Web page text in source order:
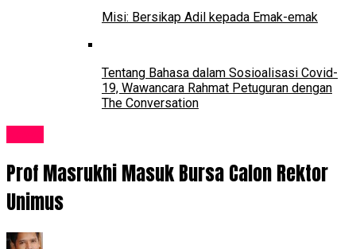
Misi: Bersikap Adil kepada Emak-emak
Tentang Bahasa dalam Sosioalisasi Covid-
19, Wawancara Rahmat Petuguran dengan
The Conversation
Prof Masrukhi Masuk Bursa Calon Rektor
Unimus